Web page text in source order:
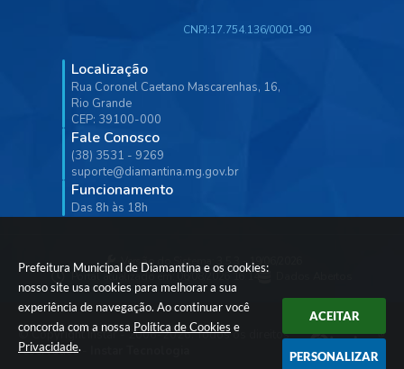
Prefeitura Municipal de Diamantina e os cookies:
nosso site usa cookies para melhorar a sua
experiência de navegação. Ao continuar você
concorda com a nossa Política de Cookies e
Privacidade.
ACEITAR
PERSONALIZAR
Localização
Rua Coronel Caetano Mascarenhas, 16,
Rio Grande
CEP: 39100-000
Fale Conosco
(38) 3531 - 9269
suporte@diamantina.mg.gov.br
Funcionamento
Das 8h às 18h
CNPJ:17.754.136/0001-90
Versão do Sistema:
3.5.3 - 19/06/2026
Portal atualizado em:06/08/2026 16:14
© Copyright Instar - 2006-2026. Todos os direitos
reservados -